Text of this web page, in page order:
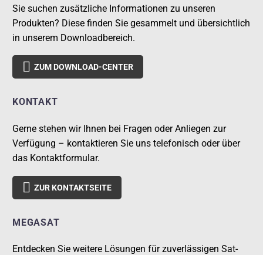
Sie suchen zusätzliche Informationen zu unseren
Produkten? Diese finden Sie gesammelt und übersichtlich
in unserem Downloadbereich.
 ZUM DOWNLOAD-CENTER
KONTAKT
Gerne stehen wir Ihnen bei Fragen oder Anliegen zur
Verfügung – kontaktieren Sie uns telefonisch oder über
das Kontaktformular.
 ZUR KONTAKTSEITE
MEGASAT
Entdecken Sie weitere Lösungen für zuverlässigen Sat-